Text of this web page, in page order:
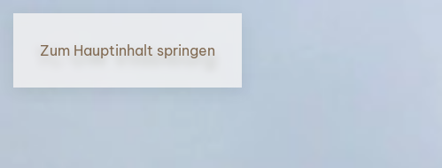
Zum Hauptinhalt springen
TC GW Vilsbiburg